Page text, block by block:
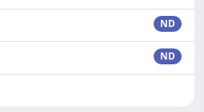
ND
ND